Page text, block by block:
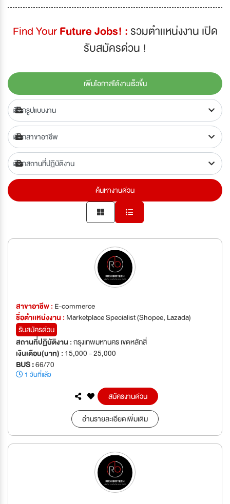
Find YourFuture Jobs! :รวมตำเเหน่งงาน เปิด
รับสมัครด่วน !
เพิ่มโอกาสได้งานเร็วขึ้น
ค้นหางานด่วน
สาขาอาชีพ : E-commerce
ชื่อตำเเหน่งงาน : Marketplace Specialist (Shopee, Lazada)
รับสมัครด่วน
สถานที่ปฏิบัติงาน :กรุงเทพมหานคร เขตหลักสี่
เงินเดือน(บาท) : 15,000 - 25,000
BUS :66/70
1 วันที่แล้ว
สมัครงานด่วน
อ่านรายละเอียดเพิ่มเติม